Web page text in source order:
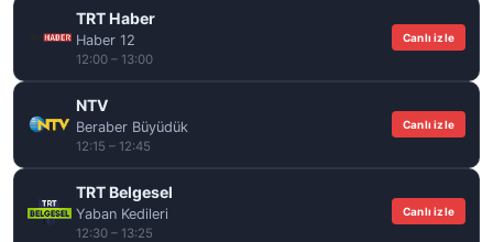
TRT Haber
Haber 12
12:00 – 13:00
Canlı izle
NTV
Beraber Büyüdük
12:15 – 12:45
Canlı izle
TRT Belgesel
Yaban Kedileri
12:30 – 13:25
Canlı izle